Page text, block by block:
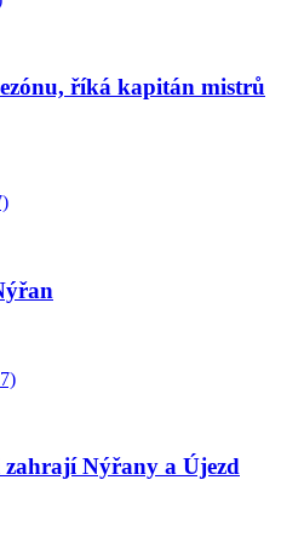
říká kapitán mistrů
zahrají Nýřany a Újezd